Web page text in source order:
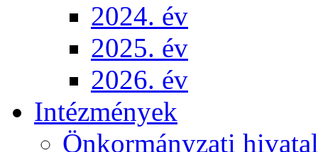
2024. év
2025. év
2026. év
Intézmények
Önkormányzati hivatal